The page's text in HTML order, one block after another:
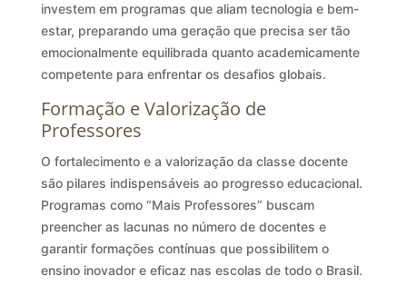
investem em programas que aliam tecnologia e bem-
estar, preparando uma geração que precisa ser tão
emocionalmente equilibrada quanto academicamente
competente para enfrentar os desafios globais.
Formação e Valorização de
Professores
O fortalecimento e a valorização da classe docente
são pilares indispensáveis ao progresso educacional.
Programas como “Mais Professores” buscam
preencher as lacunas no número de docentes e
garantir formações contínuas que possibilitem o
ensino inovador e eficaz nas escolas de todo o Brasil.